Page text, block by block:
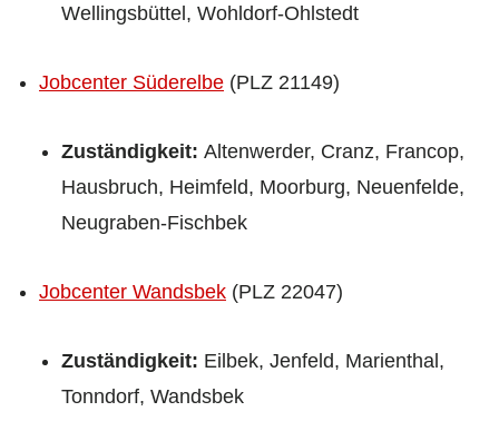
Wellingsbüttel, Wohldorf-Ohlstedt
Jobcenter Süderelbe (PLZ 21149)
Zuständigkeit: Altenwerder, Cranz, Francop,
Hausbruch, Heimfeld, Moorburg, Neuenfelde,
Neugraben-Fischbek
Jobcenter Wandsbek (PLZ 22047)
Zuständigkeit: Eilbek, Jenfeld, Marienthal,
Tonndorf, Wandsbek